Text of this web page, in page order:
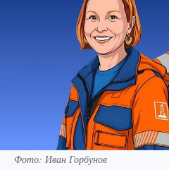
Фото: Иван Горбунов